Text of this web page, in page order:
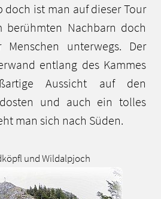
doch ist man auf dieser Tour
berühmten Nachbarn doch
unterwegs. Der
entlang des Kammes
Aussicht auf den
und auch ein tolles
man sich nach Süden.
und Wildalpjoch